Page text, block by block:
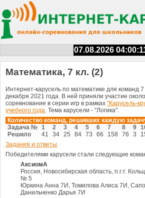
07.08.2026
Математика, 7 кл. (2)
Интернет-карусель по математике для команд
декабря 2021 года. В ней приняли участие
соревнование в серии игр в рамках "Карусель-
учебного года . Тема карусели - "Логика".
Количество команд, решивших каждую
Задача №
1 2 3 4 5 6 7 8 9
Решило
41 34 25 84 73 66 158 76 3
Задания и ответы
Победителями карусели стали следующие
АксиомА
Россия, Новосибирская область, п.г.т.
№ 5
Юркина Анна 7И, Томилова Алиcа 7И,
Данильченко Дарья 7И